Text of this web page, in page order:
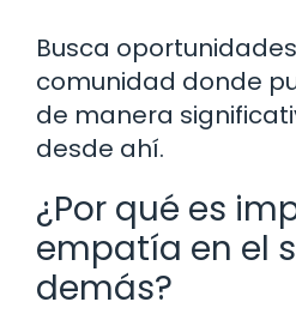
Busca
comunidad donde
de manera
desde ahí.
¿Por qué es
empatía en el
demás?